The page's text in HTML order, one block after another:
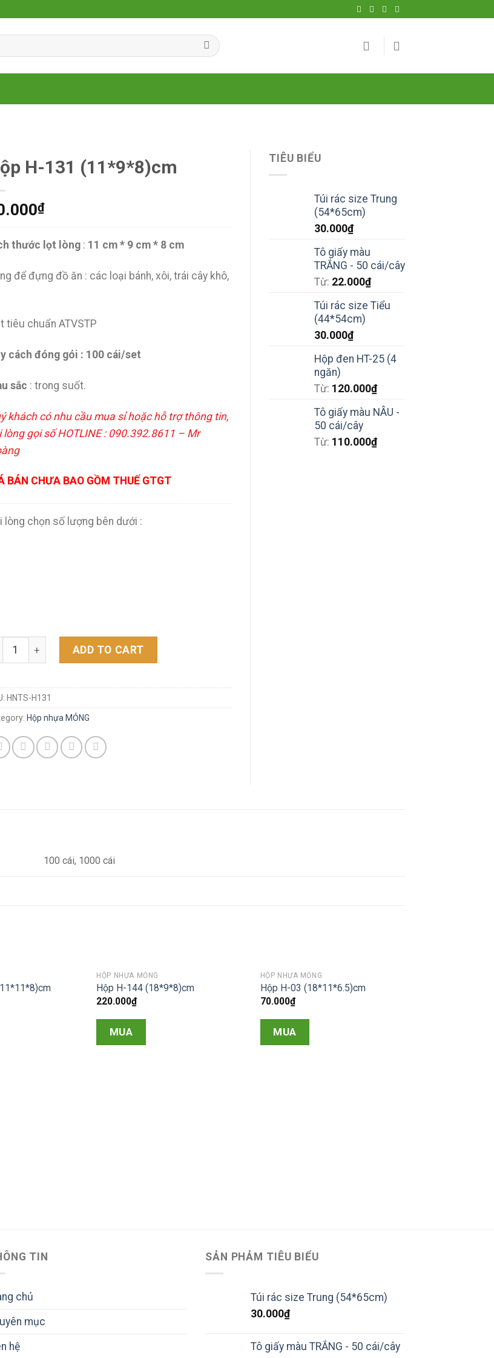
H-131 (11*9*8)cm
₫
thước lọt lòng : 11 cm * 9 cm * 8 cm
để đựng đồ ăn : các loại bánh, xôi, trái cây khô,
tiêu chuẩn ATVSTP
cách đóng gói : 100 cái/set
sắc : trong suốt.
khách có nhu cầu mua sỉ hoặc hỗ trợ thông tin,
lòng gọi số HOTLINE : 090.392.8611 – Mr
BÁN CHƯA BAO GỒM THUẾ GTGT
lòng chọn số lượng bên dưới :
H-131 (11*9*8)cm quantity
ADD TO CART
HNTS-H131
Hộp nhựa MỎNG
TIÊU BIỂU
Túi rác size Trung
(54*65cm)
30.000₫
Tô giấy màu
TRẮNG - 50 cái/cây
Từ: 22.000₫
Túi rác size Tiểu
(44*54cm)
30.000₫
Hộp đen HT-25 (4
ngăn)
Từ: 120.000₫
Tô giấy màu NÂU -
50 cái/cây
Từ: 110.000₫
100 cái, 1000 cái
HỘP NHỰA MỎNG
Hộp H-144 (18*9*8)cm
220.000₫
MUA
HỘP NHỰA MỎNG
Hộp H-03 (18*11*6.5)cm
70.000₫
MUA
TIN
chủ
mục
hệ
SẢN PHẢM TIÊU BIỂU
Túi rác size Trung (54*65cm)
30.000₫
Tô giấy màu TRẮNG - 50 cái/cây